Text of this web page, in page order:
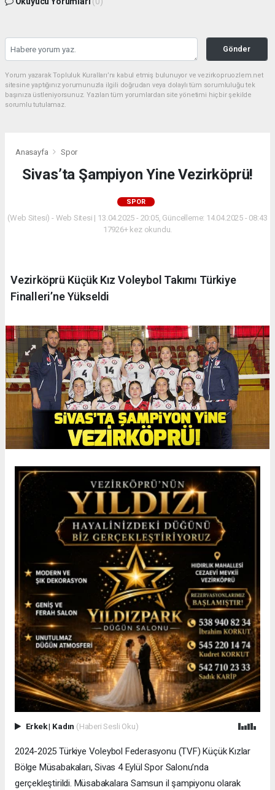
Gönder
Yorum yazarak Topluluk Kuralları’nı kabul etmiş bulunuyor ve vezirkopruozlem.net
sitesine yaptığınız yorumunuzla ilgili doğrudan veya dolaylı tüm sorumluluğu tek
başınıza üstleniyorsunuz. Yazılan tüm yorumlardan site yönetimi hiçbir şekilde
sorumlu tutulamaz.
Anasayfa Spor
Sivas’ta Şampiyon Yine Vezirköprü!
SPOR
(Web Sitesi) - Web Sitesi | 13.04.2025 - 20:05, Güncelleme: 14.04.2025 - 08:43
17926+ kez okundu.
Vezirköprü Küçük Kız Voleybol Takımı Türkiye
Finalleri’ne Yükseldi
Erkek| Kadın (Haberi Sesli Oku)
2024-2025 Türkiye Voleybol Federasyonu (TVF) Küçük Kızlar
Bölge Müsabakaları, Sivas 4 Eylül Spor Salonu’nda
gerçekleştirildi. Müsabakalara Samsun il şampiyonu olarak